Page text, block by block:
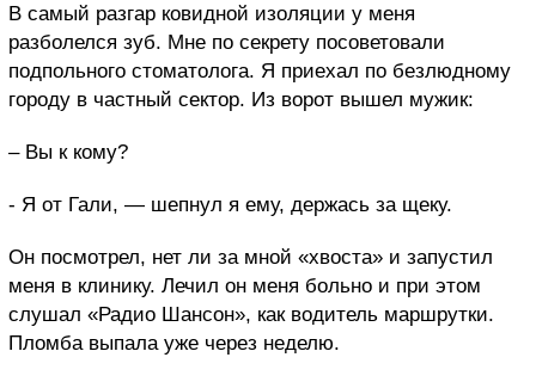
В самый разгар ковидной изоляции у меня
разболелся зуб. Мне по секрету посоветовали
подпольного стоматолога. Я приехал по безлюдному
городу в частный сектор. Из ворот вышел мужик:
– Вы к кому?
- Я от Гали, — шепнул я ему, держась за щеку.
Он посмотрел, нет ли за мной «хвоста» и запустил
меня в клинику. Лечил он меня больно и при этом
слушал «Радио Шансон», как водитель маршрутки.
Пломба выпала уже через неделю.